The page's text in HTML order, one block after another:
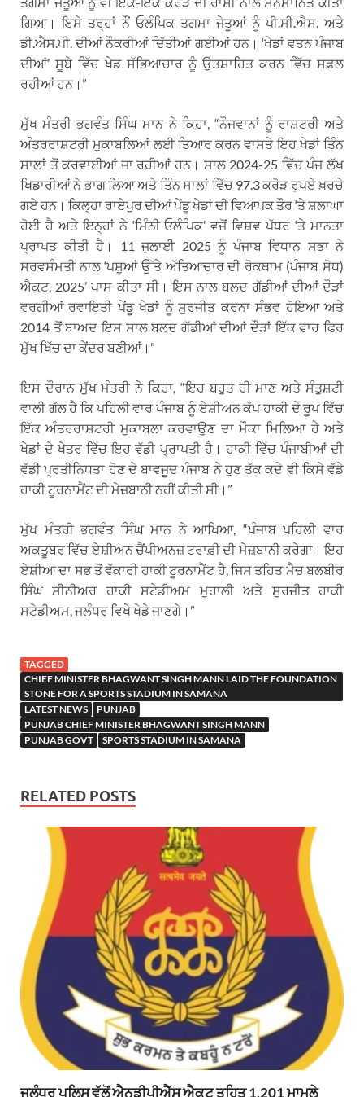
ਗਿਆ। ਇਸੇ ਤਰ੍ਹਾਂ ਨੌਂ ਓਲੰਪਿਕ ਤਗਮਾ ਜੇਤੂਆਂ ਨੂੰ ਪੀ.ਸੀ.ਐਸ. ਅਤੇ
ਡੀ.ਐਸ.ਪੀ. ਦੀਆਂ ਨੌਕਰੀਆਂ ਦਿੱਤੀਆਂ ਗਈਆਂ ਹਨ। ‘ਖੇਡਾਂ ਵਤਨ ਪੰਜਾਬ
ਦੀਆਂ’ ਸੂਬੇ ਵਿੱਚ ਖੇਡ ਸੱਭਿਆਚਾਰ ਨੂੰ ਉਤਸ਼ਾਹਿਤ ਕਰਨ ਵਿੱਚ ਸਫ਼ਲ
ਰਹੀਆਂ ਹਨ।”
ਮੁੱਖ ਮੰਤਰੀ ਭਗਵੰਤ ਸਿੰਘ ਮਾਨ ਨੇ ਕਿਹਾ, “ਨੌਜਵਾਨਾਂ ਨੂੰ ਰਾਸ਼ਟਰੀ ਅਤੇ
ਅੰਤਰਰਾਸ਼ਟਰੀ ਮੁਕਾਬਲਿਆਂ ਲਈ ਤਿਆਰ ਕਰਨ ਵਾਸਤੇ ਇਹ ਖੇਡਾਂ ਤਿੰਨ
ਸਾਲਾਂ ਤੋਂ ਕਰਵਾਈਆਂ ਜਾ ਰਹੀਆਂ ਹਨ। ਸਾਲ 2024-25 ਵਿੱਚ ਪੰਜ ਲੱਖ
ਖਿਡਾਰੀਆਂ ਨੇ ਭਾਗ ਲਿਆ ਅਤੇ ਤਿੰਨ ਸਾਲਾਂ ਵਿੱਚ 97.3 ਕਰੋੜ ਰੁਪਏ ਖ਼ਰਚੇ
ਗਏ ਹਨ। ਕਿਲ੍ਹਾ ਰਾਏਪੁਰ ਦੀਆਂ ਪੇਂਡੂ ਖੇਡਾਂ ਦੀ ਵਿਆਪਕ ਤੌਰ ‘ਤੇ ਸ਼ਲਾਘਾ
ਹੋਈ ਹੈ ਅਤੇ ਇਨ੍ਹਾਂ ਨੇ ‘ਮਿੰਨੀ ਓਲੰਪਿਕ’ ਵਜੋਂ ਵਿਸ਼ਵ ਪੱਧਰ ‘ਤੇ ਮਾਨਤਾ
ਪ੍ਰਾਪਤ ਕੀਤੀ ਹੈ। 11 ਜੁਲਾਈ 2025 ਨੂੰ ਪੰਜਾਬ ਵਿਧਾਨ ਸਭਾ ਨੇ
ਸਰਵਸੰਮਤੀ ਨਾਲ ‘ਪਸ਼ੂਆਂ ਉੱਤੇ ਅੱਤਿਆਚਾਰ ਦੀ ਰੋਕਥਾਮ (ਪੰਜਾਬ ਸੋਧ)
ਐਕਟ, 2025’ ਪਾਸ ਕੀਤਾ ਸੀ। ਇਸ ਨਾਲ ਬਲਦ ਗੱਡੀਆਂ ਦੀਆਂ ਦੌੜਾਂ
ਵਰਗੀਆਂ ਰਵਾਇਤੀ ਪੇਂਡੂ ਖੇਡਾਂ ਨੂੰ ਸੁਰਜੀਤ ਕਰਨਾ ਸੰਭਵ ਹੋਇਆ ਅਤੇ
2014 ਤੋਂ ਬਾਅਦ ਇਸ ਸਾਲ ਬਲਦ ਗੱਡੀਆਂ ਦੀਆਂ ਦੌੜਾਂ ਇੱਕ ਵਾਰ ਫਿਰ
ਮੁੱਖ ਖਿੱਚ ਦਾ ਕੇਂਦਰ ਬਣੀਆਂ।”
ਇਸ ਦੌਰਾਨ ਮੁੱਖ ਮੰਤਰੀ ਨੇ ਕਿਹਾ, “ਇਹ ਬਹੁਤ ਹੀ ਮਾਣ ਅਤੇ ਸੰਤੁਸ਼ਟੀ
ਵਾਲੀ ਗੱਲ ਹੈ ਕਿ ਪਹਿਲੀ ਵਾਰ ਪੰਜਾਬ ਨੂੰ ਏਸ਼ੀਅਨ ਕੱਪ ਹਾਕੀ ਦੇ ਰੂਪ ਵਿੱਚ
ਇੱਕ ਅੰਤਰਰਾਸ਼ਟਰੀ ਮੁਕਾਬਲਾ ਕਰਵਾਉਣ ਦਾ ਮੌਕਾ ਮਿਲਿਆ ਹੈ ਅਤੇ
ਖੇਡਾਂ ਦੇ ਖੇਤਰ ਵਿੱਚ ਇਹ ਵੱਡੀ ਪ੍ਰਾਪਤੀ ਹੈ। ਹਾਕੀ ਵਿੱਚ ਪੰਜਾਬੀਆਂ ਦੀ
ਵੱਡੀ ਪ੍ਰਤੀਨਿਧਤਾ ਹੋਣ ਦੇ ਬਾਵਜੂਦ ਪੰਜਾਬ ਨੇ ਹੁਣ ਤੱਕ ਕਦੇ ਵੀ ਕਿਸੇ ਵੱਡੇ
ਹਾਕੀ ਟੂਰਨਾਮੈਂਟ ਦੀ ਮੇਜ਼ਬਾਨੀ ਨਹੀਂ ਕੀਤੀ ਸੀ।”
ਮੁੱਖ ਮੰਤਰੀ ਭਗਵੰਤ ਸਿੰਘ ਮਾਨ ਨੇ ਆਖਿਆ, “ਪੰਜਾਬ ਪਹਿਲੀ ਵਾਰ
ਅਕਤੂਬਰ ਵਿੱਚ ਏਸ਼ੀਅਨ ਚੈਂਪੀਅਨਜ਼ ਟਰਾਫ਼ੀ ਦੀ ਮੇਜ਼ਬਾਨੀ ਕਰੇਗਾ। ਇਹ
ਏਸ਼ੀਆ ਦਾ ਸਭ ਤੋਂ ਵੱਕਾਰੀ ਹਾਕੀ ਟੂਰਨਾਮੈਂਟ ਹੈ, ਜਿਸ ਤਹਿਤ ਮੈਚ ਬਲਬੀਰ
ਸਿੰਘ ਸੀਨੀਅਰ ਹਾਕੀ ਸਟੇਡੀਅਮ ਮੁਹਾਲੀ ਅਤੇ ਸੁਰਜੀਤ ਹਾਕੀ
ਸਟੇਡੀਅਮ, ਜਲੰਧਰ ਵਿਖੇ ਖੇਡੇ ਜਾਣਗੇ।”
TAGGED
CHIEF MINISTER BHAGWANT SINGH MANN LAID THE FOUNDATION
STONE FOR A SPORTS STADIUM IN SAMANA
LATEST NEWS
PUNJAB
PUNJAB CHIEF MINISTER BHAGWANT SINGH MANN
PUNJAB GOVT
SPORTS STADIUM IN SAMANA
RELATED POSTS
ਜਲੰਧਰ ਪੁਲਿਸ ਵੱਲੋਂ ਐਨਡੀਪੀਐੱਸ ਐਕਟ ਤਹਿਤ 1,201 ਮਾਮਲੇ